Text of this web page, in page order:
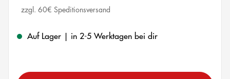
zzgl. 60€ Speditionsversand
Auf Lager | in 2-5 Werktagen bei dir